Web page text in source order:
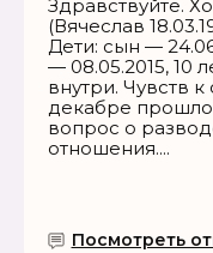
Здравствуйте.
(Вячеслав
Дети: сын —
— 08.05.2015, 10
внутри. Чувств
декабре
вопрос о
отношения....
Посмотреть